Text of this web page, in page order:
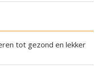
tot gezond en lekker